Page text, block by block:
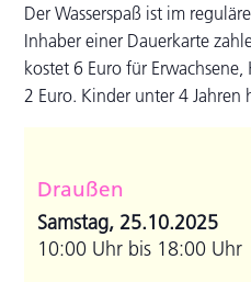
Der Wasserspaß ist im
Inhaber einer Dauerkarte
kostet 6 Euro für
2 Euro. Kinder unter 4 Jahren
Draußen
Samstag, 25.10.2025
10:00 Uhr bis 18:00 Uhr